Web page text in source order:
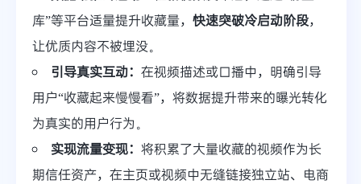
库”等平台适量提升收藏量， 快速突破冷启动阶段，
让优质内容不被埋没。
引导真实互动： 在视频描述或口播中，明确引导
用户“收藏起来慢慢看”，将数据提升带来的曝光转化
为真实的用户行为。
实现流量变现： 将积累了大量收藏的视频作为长
期信任资产，在主页或视频中无缝链接独立站、电商